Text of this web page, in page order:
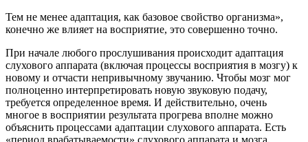
Тем не менее адаптация, как базовое свойство организма»,
конечно же влияет на восприятие, это совершенно точно.
При начале любого прослушивания происходит адаптация
слухового аппарата (включая процессы восприятия в мозгу) к
новому и отчасти непривычному звучанию. Чтобы мозг мог
полноценно интерпретировать новую звуковую подачу,
требуется определенное время. И действительно, очень
многое в восприятии результата прогрева вполне можно
объяснить процессами адаптации слухового аппарата. Есть
«период врабатываемости» слухового аппарата и мозга,